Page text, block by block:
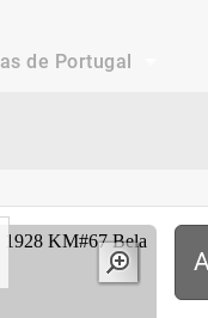
de Portugal